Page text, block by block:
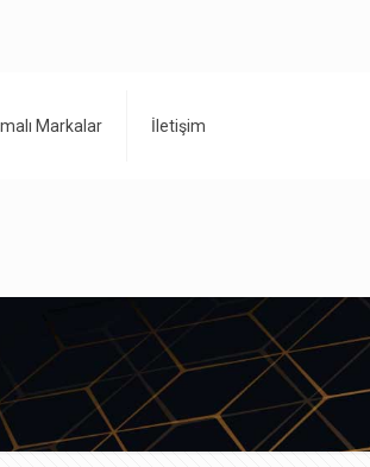
Markalar İletişim